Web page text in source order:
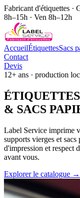
Fabricant d'étiquettes ·
8h–15h · Ven 8h–12h
AccueilÉtiquettesSacs
Contact
Devis
12+ ans · production
ÉTIQUETTES
& SACS
Label Service imprime
supports vierges et
d'impression et respect
avant vous.
Explorer le catalogue →